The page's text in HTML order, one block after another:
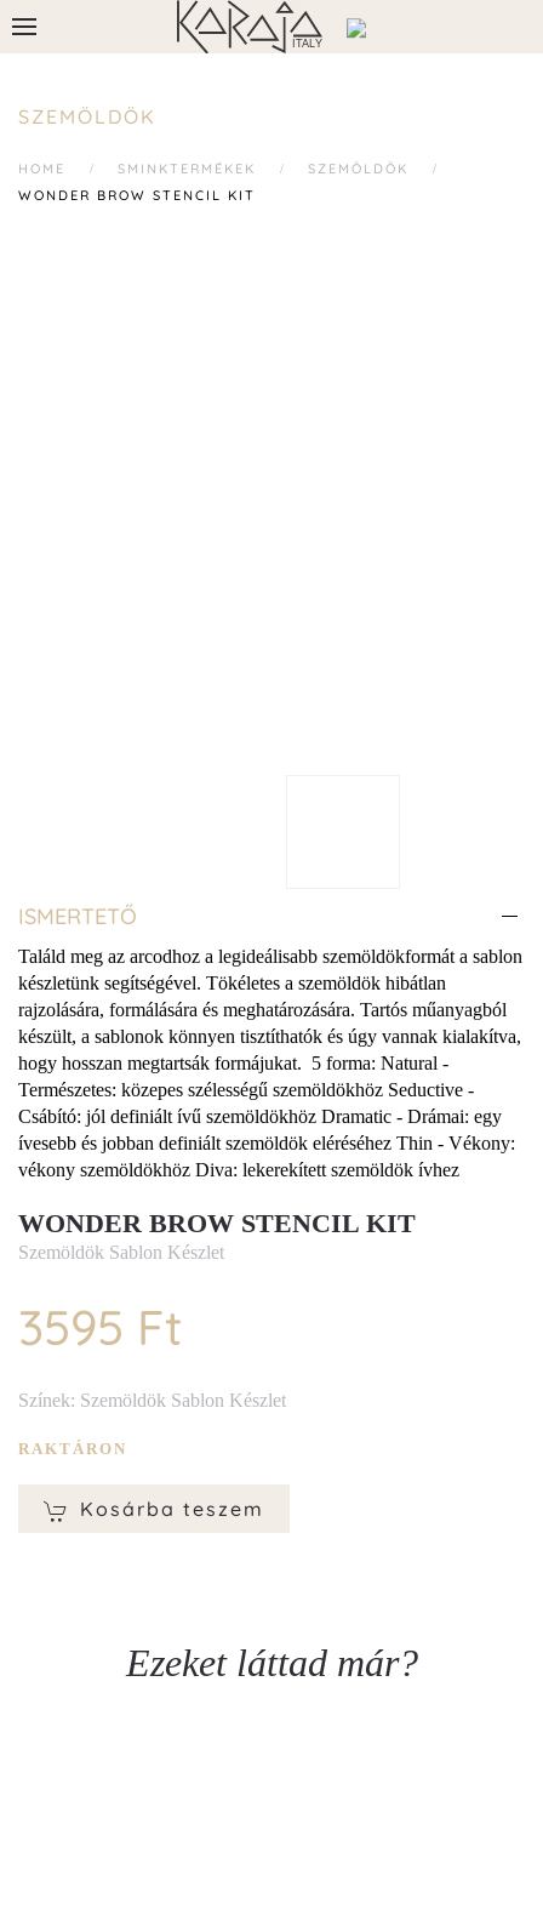
SZEMÖLDÖK
HOME SMINKTERMÉKEK
SZEMÖLDÖK
WONDER BROW STENCIL KIT
ISMERTETŐ
Találd meg az arcodhoz a legideálisabb szemöldökformát a sablon
készletünk segítségével. Tökéletes a szemöldök hibátlan
rajzolására, formálására és meghatározására. Tartós műanyagból
készült, a sablonok könnyen tisztíthatók és úgy vannak kialakítva,
hogy hosszan megtartsák formájukat. 5 forma: Natural -
Természetes: közepes szélességű szemöldökhöz Seductive -
Csábító: jól definiált ívű szemöldökhöz Dramatic - Drámai: egy
ívesebb és jobban definiált szemöldök eléréséhez Thin - Vékony:
vékony szemöldökhöz Diva: lekerekített szemöldök ívhez
WONDER BROW STENCIL KIT
Szemöldök Sablon Készlet
3595 Ft
Színek: Szemöldök Sablon Készlet
RAKTÁRON
Kosárba teszem
Ezeket láttad már?